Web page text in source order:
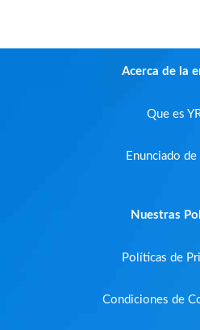
Acerca de la
Que es
Enunciado
Nuestras
Políticas de
Condiciones de